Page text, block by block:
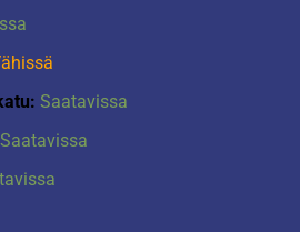
Saatavissa
Saatavissa